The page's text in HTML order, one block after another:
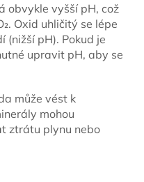
obvykle vyšší pH, což
Oxid uhličitý se lépe
(nižší pH). Pokud je
upravit pH, aby se
může vést k
mohou
ztrátu plynu nebo